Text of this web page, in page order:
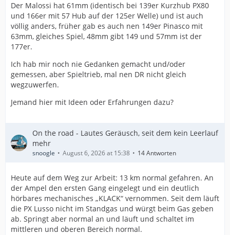
Der Malossi hat 61mm (identisch bei 139er Kurzhub PX80
und 166er mit 57 Hub auf der 125er Welle) und ist auch
völlig anders, früher gab es auch nen 149er Pinasco mit
63mm, gleiches Spiel, 48mm gibt 149 und 57mm ist der
177er.
Ich hab mir noch nie Gedanken gemacht und/oder
gemessen, aber Spieltrieb, mal nen DR nicht gleich
wegzuwerfen.
Jemand hier mit Ideen oder Erfahrungen dazu?
On the road - Lautes Geräusch, seit dem kein Leerlauf
mehr
snoogle August 6, 2026 at 15:38 14 Antworten
Heute auf dem Weg zur Arbeit: 13 km normal gefahren. An
der Ampel den ersten Gang eingelegt und ein deutlich
hörbares mechanisches „KLACK“ vernommen. Seit dem läuft
die PX Lusso nicht im Standgas und würgt beim Gas geben
ab. Springt aber normal an und läuft und schaltet im
mittleren und oberen Bereich normal.